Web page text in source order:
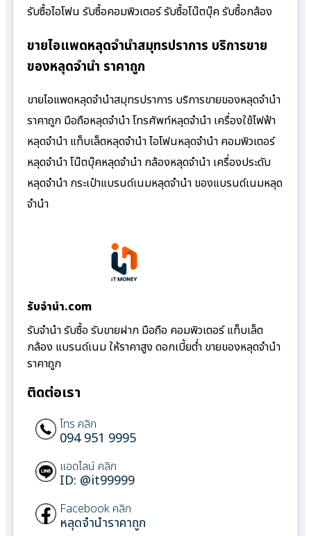
รับซื้อไอโฟน รับซื้อคอมพิวเตอร์ รับซื้อโน๊ตบุ๊ค รับซื้อกล้อง
ขายไอแพดหลุดจำนำสมุทรปราการ บริการขาย
ของหลุดจำนำ ราคาถูก
ขายไอแพดหลุดจำนำสมุทรปราการ บริการขายของหลุดจำนำ
ราคาถูก มือถือหลุดจำนำ โทรศัพท์หลุดจำนำ เครื่องใช้ไฟฟ้า
หลุดจำนำ แท็บเล็ตหลุดจำนำ ไอโฟนหลุดจำนำ คอมพิวเตอร์
หลุดจำนำ โน๊ตบุ๊คหลุดจำนำ กล้องหลุดจำนำ เครื่องประดับ
หลุดจำนำ กระเป๋าแบรนด์เนมหลุดจำนำ ของแบรนด์เนมหลุด
จำนำ
รับจํานํา.com
รับจำนำ รับซื้อ รับขายฝาก มือถือ คอมพิวเตอร์ แท็บเล็ต
กล้อง แบรนด์เนม ให้ราคาสูง ดอกเบี้ยต่ำ ขายของหลุดจำนำ
ราคาถูก
ติดต่อเรา
โทร คลิก
094 951 9995
แอดไลน์ คลิก
ID: @it99999
Facebook คลิก
หลุดจำนำราคาถูก